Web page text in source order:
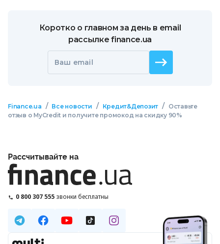
Коротко о главном за день в email
рассылке finance.ua
Ваш email
Finance.ua / Все новости / Кредит&Депозит /
Оставьте
отзыв о MyCredit и получите промокод на скидку 90%
Рассчитывайте на
0 800 307 555 звонки бесплатны